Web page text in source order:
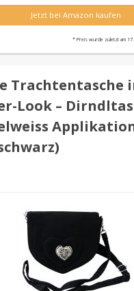
Jetzt bei Amazon kaufen
* Preis wurde zuletzt am
Trachtentasche
Look –